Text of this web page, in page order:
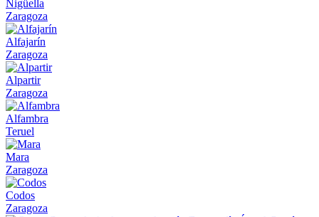
Nigüella
Zaragoza
Alfajarín
Zaragoza
Alpartir
Zaragoza
Alfambra
Teruel
Mara
Zaragoza
Codos
Zaragoza